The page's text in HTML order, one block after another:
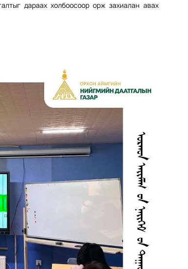
дараах холбоосоор орж захиалан авах